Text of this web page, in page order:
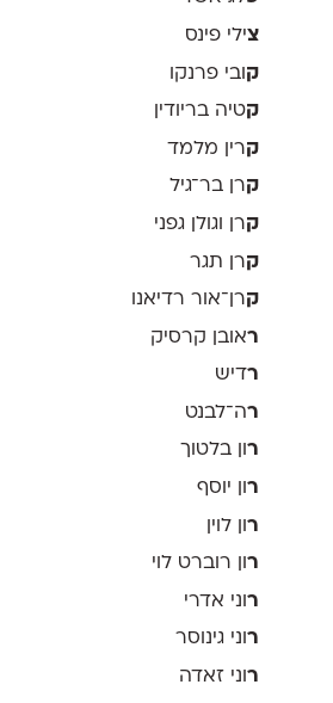
צילי פינס
קובי פרנקו
קטיה בריודין
קרין מלמד
קרן בר־גיל
קרן וגולן גפני
קרן תגר
קרן־אור רדיאנו
ראובן קרסיק
רדיש
רה־לבנט
רון בלטוך
ר ון יוסף
ר ון לוין
רון רוברט לוי
ר וני אדרי
רוני גינוסר
ר וני זאדה